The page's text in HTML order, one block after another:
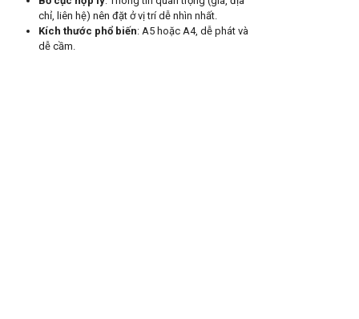
chỉ, liên hệ) nên đặt ở vị trí dễ nhìn nhất.
Kích thước phổ biến: A5 hoặc A4, dễ phát và
dễ cầm.